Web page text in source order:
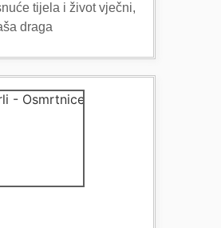
tijela i život vječni,
draga